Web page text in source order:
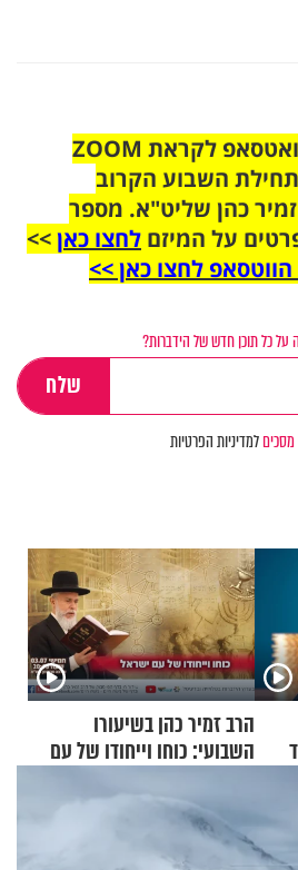
הצטרפו לקבוצת הוואטסאפ לקראת ZOOM
השבוע הקרוב
כהן שליט"א. מספר
על המיזם לחצו כאן>>
לחצו כאן >>
על כל תוכן חדש של הידברות?
מסכיםלמדיניות הפרטיות
הרב זמיר כהן בשיעורו
השבועי: כוחו וייחודו של עם